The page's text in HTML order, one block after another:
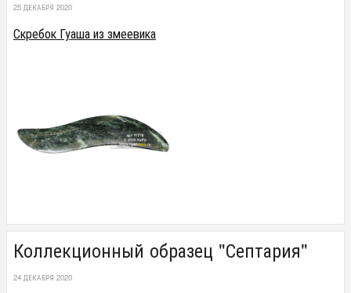
25 ДЕКАБРЯ 2020
Скребок Гуаша из змеевика
Коллекционный образец "Септария"
24 ДЕКАБРЯ 2020